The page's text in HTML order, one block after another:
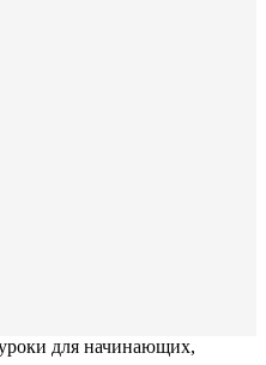
для начинающих,